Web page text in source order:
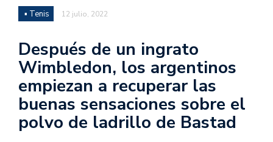
▪ Tenis 12 julio, 2022
Después de un ingrato
Wimbledon, los argentinos
empiezan a recuperar las
buenas sensaciones sobre el
polvo de ladrillo de Bastad